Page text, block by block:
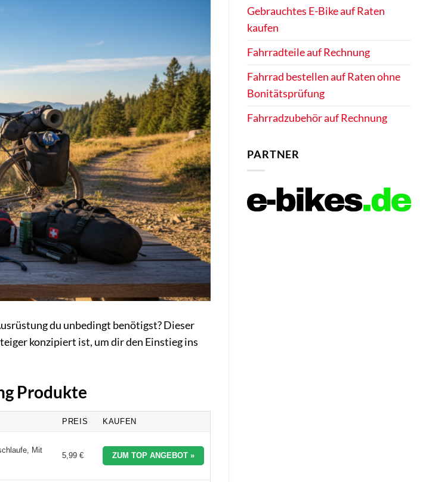
du unbedingt benötigst? Dieser
konzipiert ist, um dir den Einstieg ins
Produkte
PREIS KAUFEN
Mit
5,99 € ZUM TOP ANGEBOT »
Gebrauchtes E-Bike auf Raten
kaufen
Fahrradteile auf Rechnung
Fahrrad bestellen auf Raten ohne
Bonitätsprüfung
Fahrradzubehör auf Rechnung
PARTNER